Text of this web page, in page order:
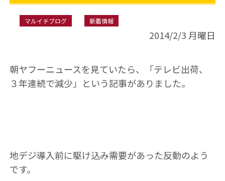
マルイチブログ 新着情報
2014/2/3 月曜日
朝ヤフーニュースを見ていたら、「テレビ出荷、
３年連続で減少」という記事がありました。
地デジ導入前に駆け込み需要があった反動のよう
です。